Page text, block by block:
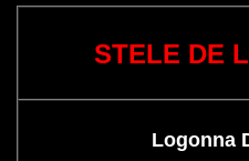
STELE DE
Logonna